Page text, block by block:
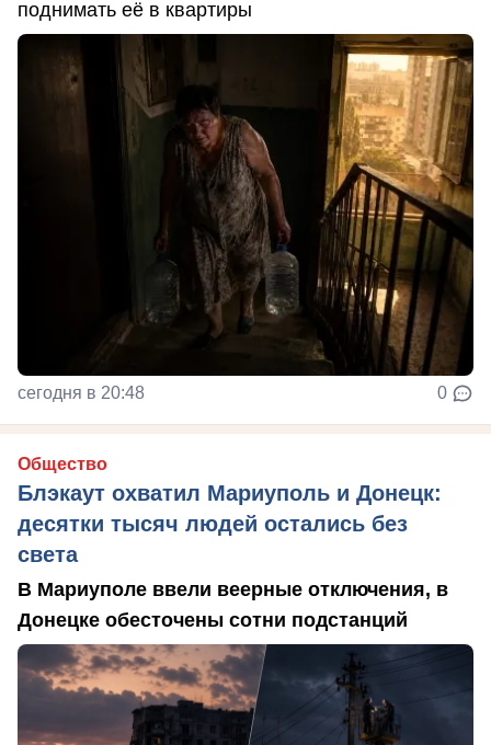
поднимать её в квартиры
сегодня в 20:48 0
Общество
Блэкаут охватил Мариуполь и Донецк:
десятки тысяч людей остались без
света
В Мариуполе ввели веерные отключения, в
Донецке обесточены сотни подстанций